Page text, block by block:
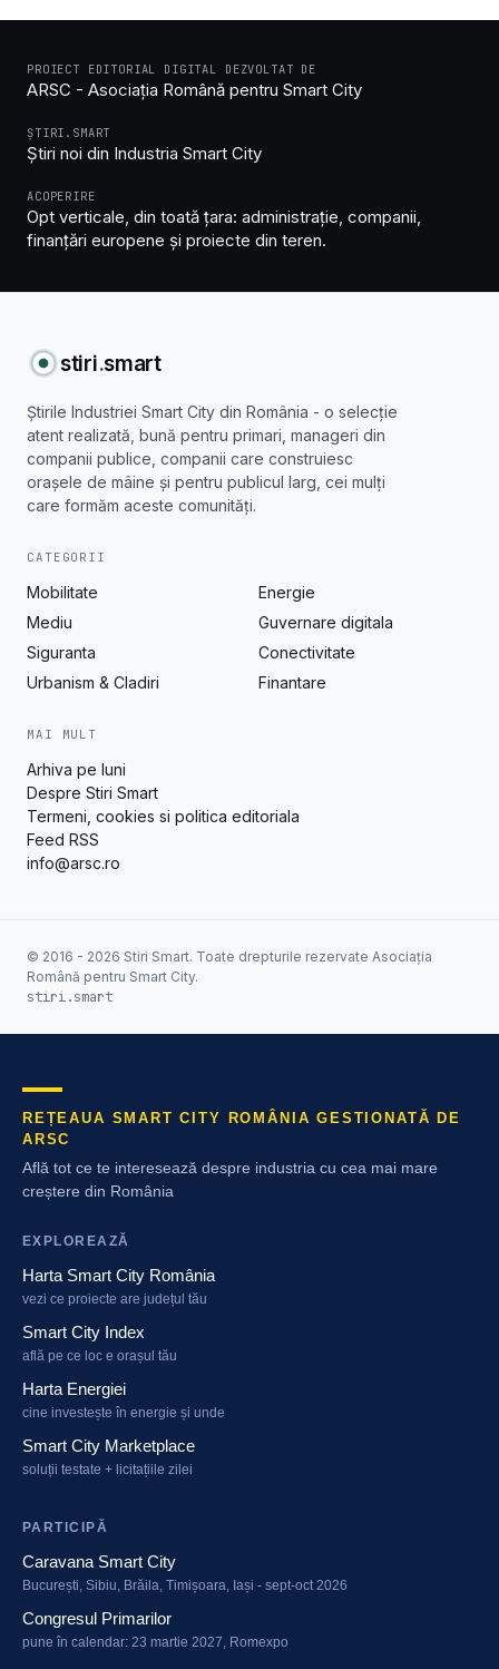
PROIECT EDITORIAL DIGITAL DEZVOLTAT DE
ARSC - Asociația Română pentru Smart City
ȘTIRI.SMART
Știri noi din Industria Smart City
ACOPERIRE
Opt verticale, din toată țara: administrație, companii,
finanțări europene și proiecte din teren.
stiri.smart
Știrile Industriei Smart City din România - o selecție
atent realizată, bună pentru primari, manageri din
companii publice, companii care construiesc
orașele de mâine și pentru publicul larg, cei mulți
care formăm aceste comunități.
CATEGORII
Mobilitate
Energie
Mediu
Guvernare digitala
Siguranta
Conectivitate
Urbanism & Cladiri
Finantare
MAI MULT
Arhiva pe luni
Despre Stiri Smart
Termeni, cookies si politica editoriala
Feed RSS
info@arsc.ro
© 2016 - 2026 Stiri Smart. Toate drepturile rezervate Asociația
Română pentru Smart City.
stiri.smart
REȚEAUA SMART CITY ROMÂNIA GESTIONATĂ DE
ARSC
Află tot ce te interesează despre industria cu cea mai mare
creștere din România
EXPLOREAZĂ
Harta Smart City România
vezi ce proiecte are județul tău
Smart City Index
află pe ce loc e orașul tău
Harta Energiei
cine investește în energie și unde
Smart City Marketplace
soluții testate + licitațiile zilei
PARTICIPĂ
Caravana Smart City
București, Sibiu, Brăila, Timișoara, Iași - sept-oct 2026
Congresul Primarilor
pune în calendar: 23 martie 2027, Romexpo